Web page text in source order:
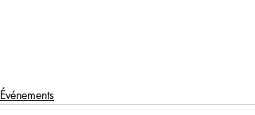
Événements